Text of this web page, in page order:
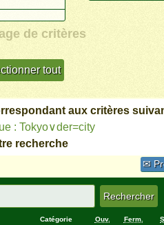
de critères
aux critères
: Tokyo∨der=city
recherche
✉
Catégorie
Ouv.
Ferm.